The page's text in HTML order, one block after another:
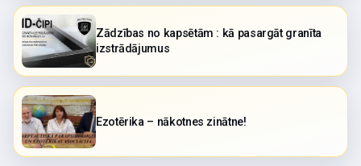
Zādzības no kapsētām : kā pasargāt granīta
izstrādājumus
Ezotērika – nākotnes zinātne!